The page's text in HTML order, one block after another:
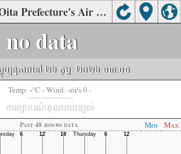
Hayami District, Oita Prefecture's Air Quality
no data
ច្ចុប្បន្នភាពនៅ ២៦ កុម្ភៈ ២០២៦ ១៣:០០
Temp: -°C - Wind: -m/s 0 -
ការព្យាករណ៍គុណភាពខ្យល់
Past 48 hours data Min Max